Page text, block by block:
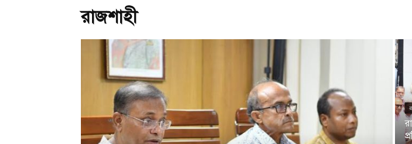
রাজশাহী